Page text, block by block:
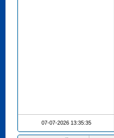
07-07-2026 13:35:35